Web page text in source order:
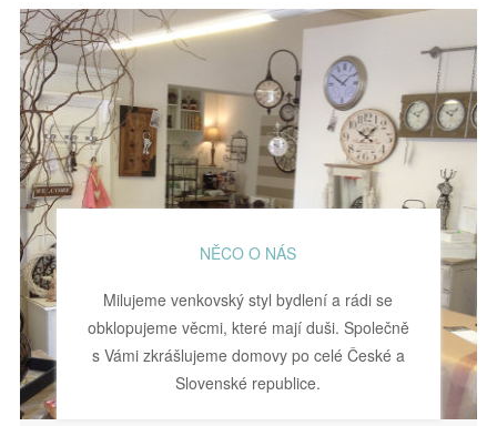
NĚCO O NÁS
Milujeme venkovský styl bydlení a rádi se
obklopujeme věcmi, které mají duši. Společně
s Vámi zkrášlujeme domovy po celé České a
Slovenské republice.